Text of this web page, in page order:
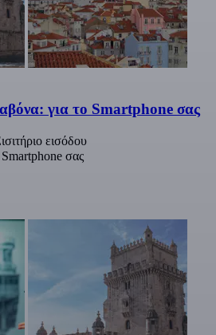
για το Smartphone σας
εισόδου
σας